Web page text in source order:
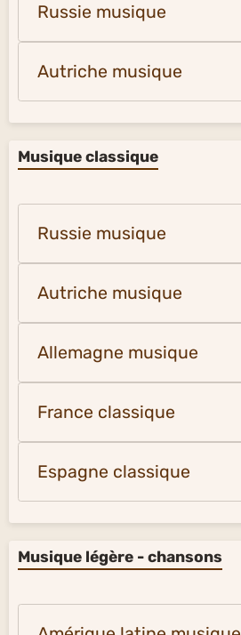
Russie musique
Autriche musique
Musique classique
Russie musique
Autriche musique
Allemagne musique
France classique
Espagne classique
Musique légère - chansons